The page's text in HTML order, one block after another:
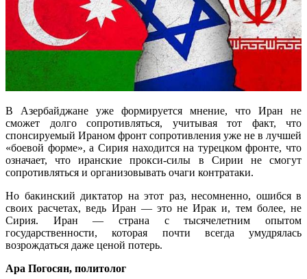
В Азербайджане уже формируется мнение, что Иран не
сможет долго сопротивляться, учитывая тот факт, что
спонсируемый Ираном фронт сопротивления уже не в лучшей
«боевой форме», а Сирия находится на турецком фронте, что
означает, что иранские прокси-силы в Сирии не смогут
сопротивляться и организовывать очаги контратаки.
Но бакинский диктатор на этот раз, несомненно, ошибся в
своих расчетах, ведь Иран — это не Ирак и, тем более, не
Сирия. Иран — страна с тысячелетним опытом
государственности, которая почти всегда умудрялась
возрождаться даже ценой потерь.
Ара Погосян, политолог